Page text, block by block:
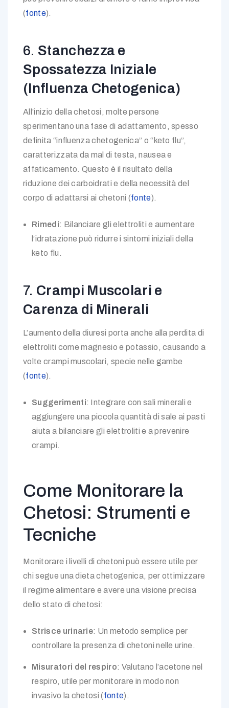
(fonte).
6. Stanchezza e
Spossatezza Iniziale
(Influenza Chetogenica)
All’inizio della chetosi, molte persone
sperimentano una fase di adattamento, spesso
definita “influenza chetogenica” o “keto flu”,
caratterizzata da mal di testa, nausea e
affaticamento. Questo è il risultato della
riduzione dei carboidrati e della necessità del
corpo di adattarsi ai chetoni (fonte).
Rimedi: Bilanciare gli elettroliti e aumentare
l’idratazione può ridurre i sintomi iniziali della
keto flu.
7. Crampi Muscolari e
Carenza di Minerali
L’aumento della diuresi porta anche alla perdita di
elettroliti come magnesio e potassio, causando a
volte crampi muscolari, specie nelle gambe
(fonte).
Suggerimenti: Integrare con sali minerali e
aggiungere una piccola quantità di sale ai pasti
aiuta a bilanciare gli elettroliti e a prevenire
crampi.
Come Monitorare la
Chetosi: Strumenti e
Tecniche
Monitorare i livelli di chetoni può essere utile per
chi segue una dieta chetogenica, per ottimizzare
il regime alimentare e avere una visione precisa
dello stato di chetosi:
Strisce urinarie: Un metodo semplice per
controllare la presenza di chetoni nelle urine.
Misuratori del respiro: Valutano l’acetone nel
respiro, utile per monitorare in modo non
invasivo la chetosi (fonte).